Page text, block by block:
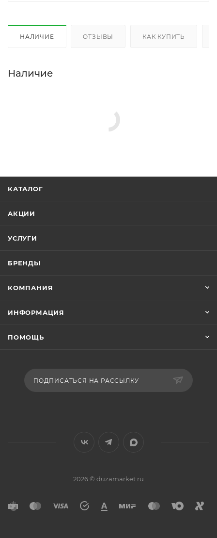
НАЛИЧИЕ ОТЗЫВЫ КАК КУПИТЬ
Наличие
КАТАЛОГ
АКЦИИ
УСЛУГИ
БРЕНДЫ
КОМПАНИЯ
ИНФОРМАЦИЯ
ПОМОЩЬ
ПОДПИСАТЬСЯ НА РАССЫЛКУ
2026 © duzamarket.ru